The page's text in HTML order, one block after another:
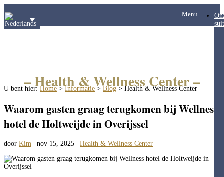
Menu
– Health & Wellness Center –
U bent hier:Home>Informatie >Blog>Health & Wellness Center
Waarom gasten graag terugkomen bij Wellness
hotel de Holtweijde in Overijssel
door Kim nov 15, 2025 Health & Wellness Center